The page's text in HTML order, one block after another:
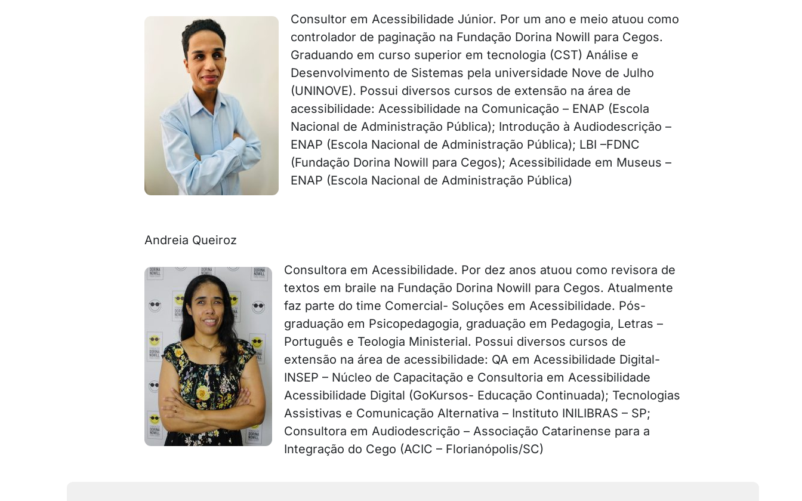
Consultor em Acessibilidade Júnior. Por um ano e meio atuou como
controlador de paginação na Fundação Dorina Nowill para Cegos.
Graduando em curso superior em tecnologia (CST) Análise e
Desenvolvimento de Sistemas pela universidade Nove de Julho
(UNINOVE). Possui diversos cursos de extensão na área de
acessibilidade: Acessibilidade na Comunicação – ENAP (Escola
Nacional de Administração Pública); Introdução à Audiodescrição –
ENAP (Escola Nacional de Administração Pública); LBI –FDNC
(Fundação Dorina Nowill para Cegos); Acessibilidade em Museus –
ENAP (Escola Nacional de Administração Pública)
Andreia Queiroz
Consultora em Acessibilidade. Por dez anos atuou como revisora de
textos em braile na Fundação Dorina Nowill para Cegos. Atualmente
faz parte do time Comercial- Soluções em Acessibilidade. Pós-
graduação em Psicopedagogia, graduação em Pedagogia, Letras –
Português e Teologia Ministerial. Possui diversos cursos de
extensão na área de acessibilidade: QA em Acessibilidade Digital-
INSEP – Núcleo de Capacitação e Consultoria em Acessibilidade
Acessibilidade Digital (GoKursos- Educação Continuada); Tecnologias
Assistivas e Comunicação Alternativa – Instituto INILIBRAS – SP;
Consultora em Audiodescrição – Associação Catarinense para a
Integração do Cego (ACIC – Florianópolis/SC)